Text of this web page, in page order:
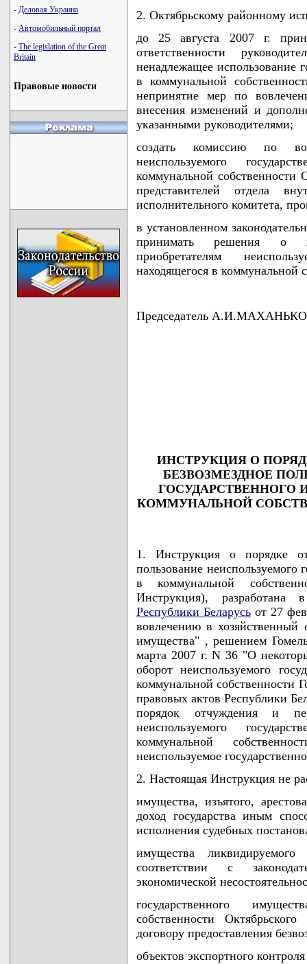
- Деловая Украина
- Автомобильный портал
- The legislation of the Great
Britain
Правовые новости
2. Октябрьскому районному
до 25 августа 2007 г.
ответственности
ненадлежащее использование
в коммунальной
непринятие мер по
внесения изменений и
указанными руководителями;
создать комиссию по
неиспользуемого
коммунальной собственности
представителей отдела
исполнительного комитета,
в установленном
принимать решения о
приобретателям
находящегося в коммунальной
Председатель А.И.МАХАНЬКО
ИНСТРУКЦИЯ О
БЕЗВОЗМЕЗДНОЕ
ГОСУДАРСТВЕННОГО
КОММУНАЛЬНОЙ
1. Инструкция о порядке
пользование неиспользуемого
в коммунальной
Инструкция),
Республики Беларусьот 27
вовлечению в хозяйственный
имущества" , решением
марта 2007 г. N 36 "О
оборот неиспользуемого
коммунальной собственности
правовых актов Республики
порядок отчуждения и
неиспользуемого
коммунальной
неиспользуемое
2. Настоящая Инструкция не
имущества, изъятого,
доход государства иным
исполнения судебных
имущества
соответствии с
экономической
государственного
собственности
договору предоставления
объектов экспортного